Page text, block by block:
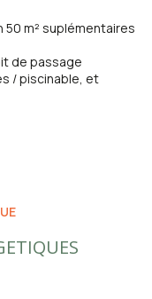
50 m² suplémentaires
de passage
/ piscinable, et